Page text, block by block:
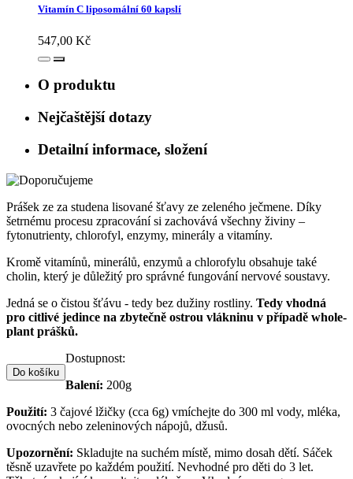
Vitamín C liposomální 60 kapslí
547,00 Kč
O produktu
Nejčaštější dotazy
Detailní informace, složení
Prášek ze za studena lisované šťavy ze zeleného ječmene. Díky
šetrnému procesu zpracování si zachovává všechny živiny –
fytonutrienty, chlorofyl, enzymy, minerály a vitamíny.
Kromě vitamínů, minerálů, enzymů a chlorofylu obsahuje také
cholin, který je důležitý pro správné fungování nervové soustavy.
Jedná se o čistou šťávu - tedy bez dužiny rostliny. Tedy vhodná
pro citlivé jedince na zbytečně ostrou vlákninu v případě whole-
plant prášků.
Do košíku
Dostupnost:
Balení: 200g
Použití: 3 čajové lžičky (cca 6g) vmíchejte do 300 ml vody, mléka,
ovocných nebo zeleninových nápojů, džusů.
Upozornění: Skladujte na suchém místě, mimo dosah dětí. Sáček
těsně uzavřete po každém použití. Nevhodné pro děti do 3 let.